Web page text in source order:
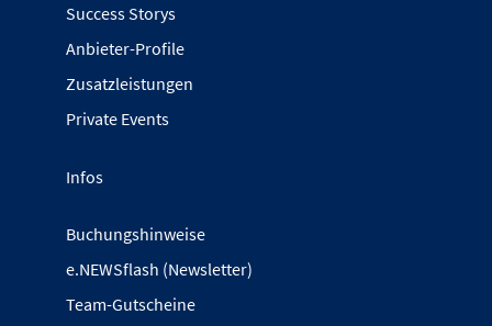
Success Storys
Anbieter-Profile
Zusatzleistungen
Private Events
Infos
Buchungshinweise
e.NEWSflash (Newsletter)
Team-Gutscheine